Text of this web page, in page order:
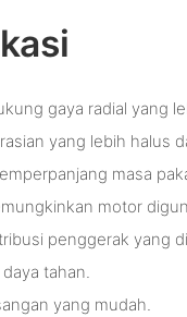
gaya radial yang
yang lebih halus
masa
motor
penggerak yang
tahan.
yang mudah.